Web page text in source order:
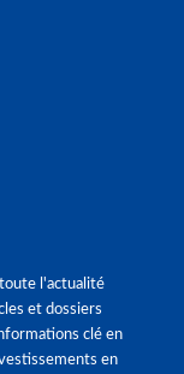
l'actualité
et dossiers
clé en
en